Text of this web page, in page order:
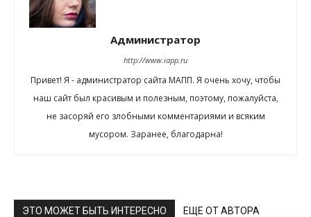
Администратор
http://www.iapp.ru
Привет! Я - администратор сайта МАПП. Я очень хочу, чтобы
наш сайт был красивым и полезным, поэтому, пожалуйста,
не засоряй его злобными комментариями и всяким
мусором. Заранее, благодарна!
ЭТО МОЖЕТ БЫТЬ ИНТЕРЕСНО ЕЩЕ ОТ АВТОРА